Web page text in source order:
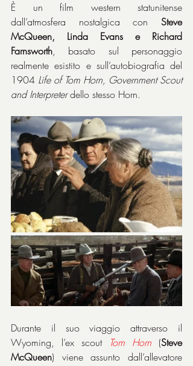
È un film western statunitense
dall’atmosfera nostalgica con Steve
McQueen, Linda Evans e Richard
Farnsworth, basato sul personaggio
realmente esistito e sull’autobiografia del
1904 Life of Tom Horn, Government Scout
and Interpreter dello stesso Horn.
Durante il suo viaggio attraverso il
Wyoming, l’ex scout
Tom Horn (Steve
McQueen